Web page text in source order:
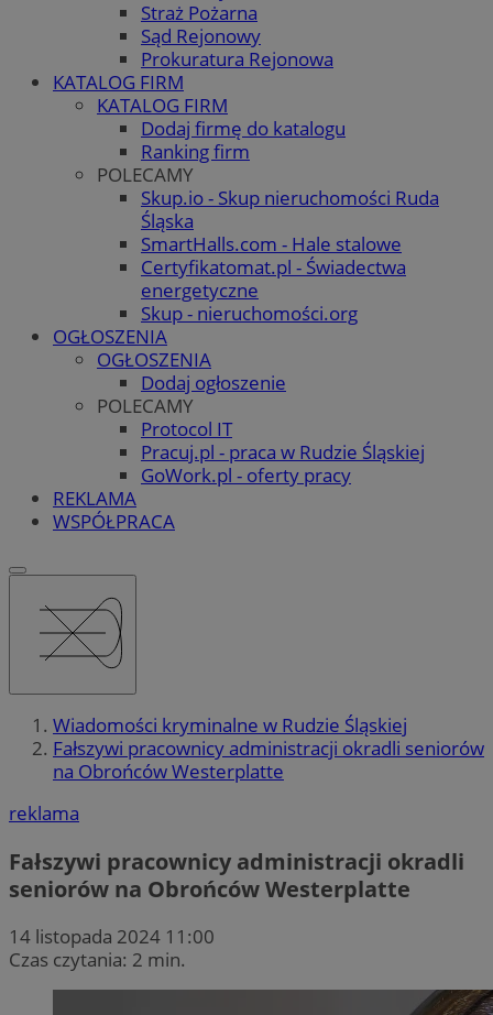
Straż Pożarna
Sąd Rejonowy
Prokuratura Rejonowa
KATALOG FIRM
KATALOG FIRM
Dodaj firmę do katalogu
Ranking firm
POLECAMY
Skup.io - Skup nieruchomości Ruda
Śląska
SmartHalls.com - Hale stalowe
Certyfikatomat.pl - Świadectwa
energetyczne
Skup - nieruchomości.org
OGŁOSZENIA
OGŁOSZENIA
Dodaj ogłoszenie
POLECAMY
Protocol IT
Pracuj.pl - praca w Rudzie Śląskiej
GoWork.pl - oferty pracy
REKLAMA
WSPÓŁPRACA
Wiadomości kryminalne w Rudzie Śląskiej
Fałszywi pracownicy administracji okradli seniorów
na Obrońców Westerplatte
reklama
Fałszywi pracownicy administracji okradli
seniorów na Obrońców Westerplatte
14 listopada 2024 11:00
Czas czytania: 2 min.